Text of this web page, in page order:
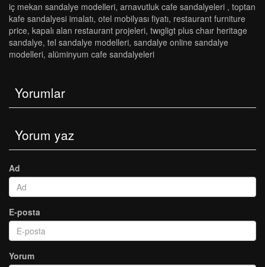
i̇ç mekan sandalye modelleri, arnavutluk cafe sandalyeleri , toptan
kafe sandalyesi imalatı, otel mobilyası fiyatı, restaurant furniture
price, kapalı alan restaurant projeleri, twigli̇gt plus chair heritage
sandalye, tel sandalye modelleri, sandalye online sandalye
modelleri, alüminyum cafe sandalyeleri
Yorumlar
Yorum yaz
Ad
E-posta
Yorum